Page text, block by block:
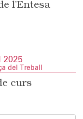
l’Entesa
2025
del Treball
curs